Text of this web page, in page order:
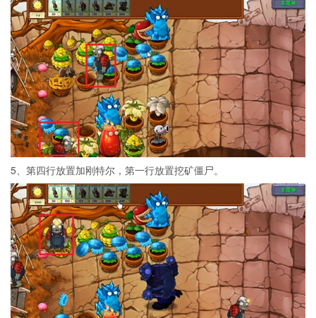
5、第四行放置加刚特尔，第一行放置挖矿僵尸。